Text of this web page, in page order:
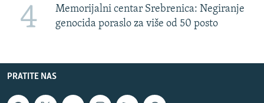
4
Memorijalni centar Srebrenica: Negiranje
genocida poraslo za više od 50 posto
PRATITE NAS